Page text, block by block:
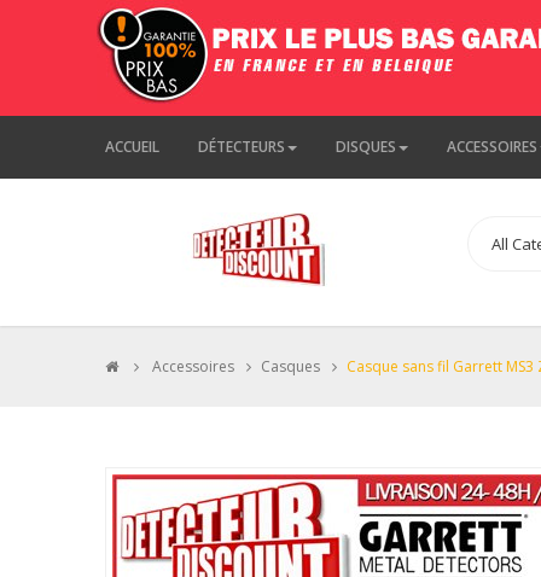
ACCUEIL DÉTECTEURS DISQUES ACCESSOIRES
> Accessoires > Casques > Casque sans fil Garrett MS3